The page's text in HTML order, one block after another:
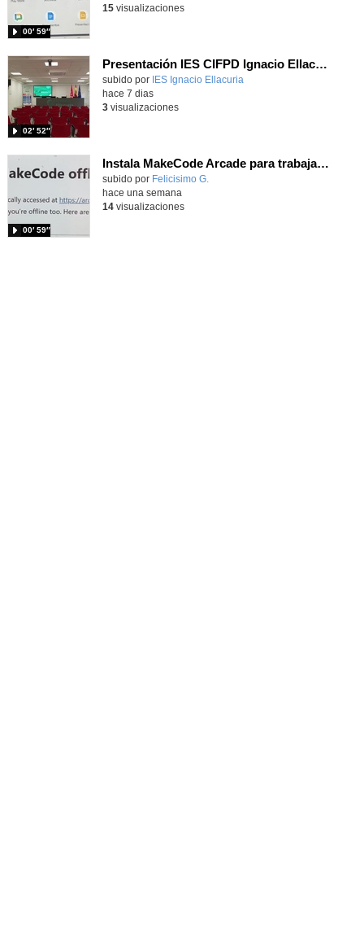
00′ 59″
15visualizaciones
Presentación IES CIFPD Ignacio Ellacuría
Contenido educativo.
subido por IES Ignacio Ellacuria
02′ 52″
hace 7 dias
3visualizaciones
Instala MakeCode Arcade para trabajar offline en tu tablet, ordenador, Chromebook
Contenido educativo.
subido por Felicisimo G.
00′ 59″
hace una semana
14visualizaciones